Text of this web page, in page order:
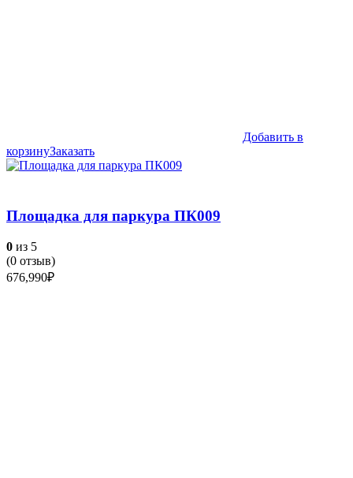
Добавить в
корзинуЗаказать
Площадка для паркура ПК009
0 из 5
(0 отзыв)
676,990₽